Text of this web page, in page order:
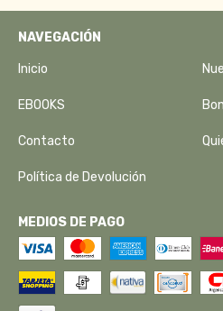
NAVEGACIÓN
Inicio
EBOOKS
Contacto
Política de Devolución
MEDIOS DE PAGO